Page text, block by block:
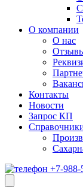
О компании
О нас
Контакты
Новости
Запрос КП
+7-988-